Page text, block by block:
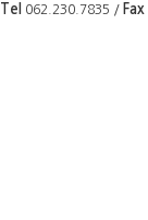
Tel 062.230.7835 / Fax